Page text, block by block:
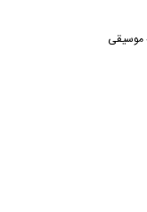
موسیقی